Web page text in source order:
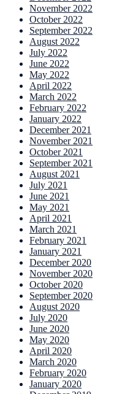
November 2022
October 2022
September 2022
August 2022
July 2022
June 2022
May 2022
April 2022
March 2022
February 2022
January 2022
December 2021
November 2021
October 2021
September 2021
August 2021
July 2021
June 2021
May 2021
April 2021
March 2021
February 2021
January 2021
December 2020
November 2020
October 2020
September 2020
August 2020
July 2020
June 2020
May 2020
April 2020
March 2020
February 2020
January 2020